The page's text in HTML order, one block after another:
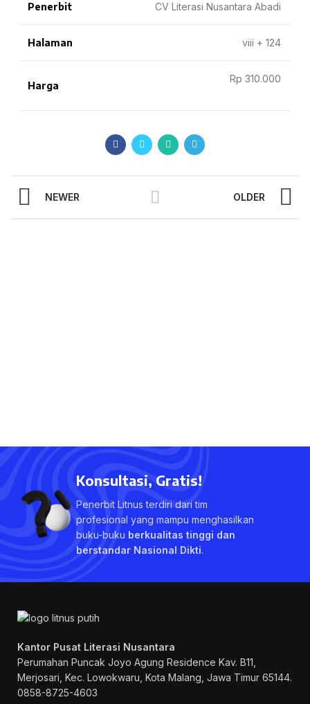
Penerbit CV Literasi Nusantara Abadi
Halaman viii + 124
Harga
Rp 310.000
NEWER OLDER
Konsultasi, Gratis!
Penerbit Litnus terdiri dari tim
profesional yang mampu menghasilkan
buku-buku berkualitas tinggi dan
berstandar Nasional Dikti.
Kantor Pusat Literasi Nusantara
Perumahan Puncak Joyo Agung Residence Kav. B11,
Merjosari, Kec. Lowokwaru, Kota Malang, Jawa Timur 65144.
0858-8725-4603